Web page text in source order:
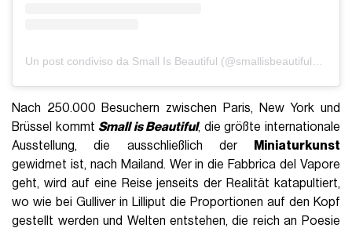
Nach 250.000 Besuchern zwischen Paris, New York und
Brüssel kommt Small is Beautiful, die größte internationale
Ausstellung, die ausschließlich der
Miniaturkunst
gewidmet ist, nach Mailand. Wer in die Fabbrica del Vapore
geht, wird auf eine Reise jenseits der Realität katapultiert,
wo wie bei Gulliver in Lilliput die Proportionen auf den Kopf
gestellt werden und Welten entstehen, die reich an Poesie